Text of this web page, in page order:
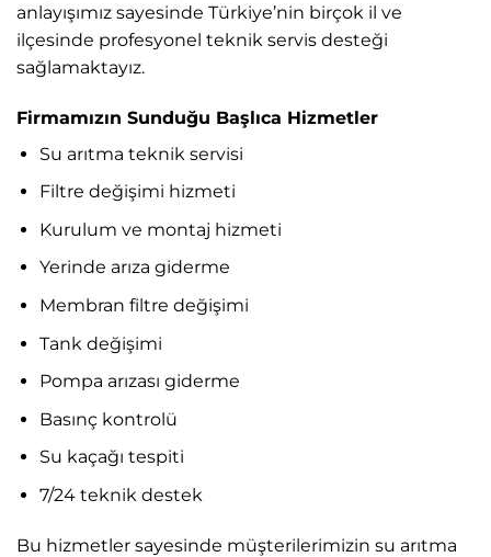
anlayışımız sayesinde Türkiye’nin birçok il ve
ilçesinde profesyonel teknik servis desteği
sağlamaktayız.
Firmamızın Sunduğu Başlıca Hizmetler
Su arıtma teknik servisi
Filtre değişimi hizmeti
Kurulum ve montaj hizmeti
Yerinde arıza giderme
Membran filtre değişimi
Tank değişimi
Pompa arızası giderme
Basınç kontrolü
Su kaçağı tespiti
7/24 teknik destek
Bu hizmetler sayesinde müşterilerimizin su arıtma